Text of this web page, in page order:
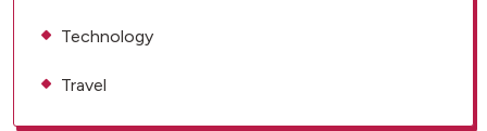
Technology
Travel